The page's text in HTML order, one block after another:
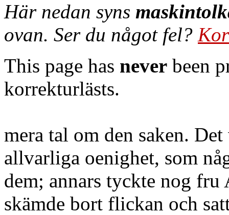
Här nedan syns
ovan. Ser du något fel?
This page has never been
korrekturlästs.
mera tal om den saken. Det
allvarliga oenighet, som
dem; annars tyckte nog fru
skämde bort flickan och